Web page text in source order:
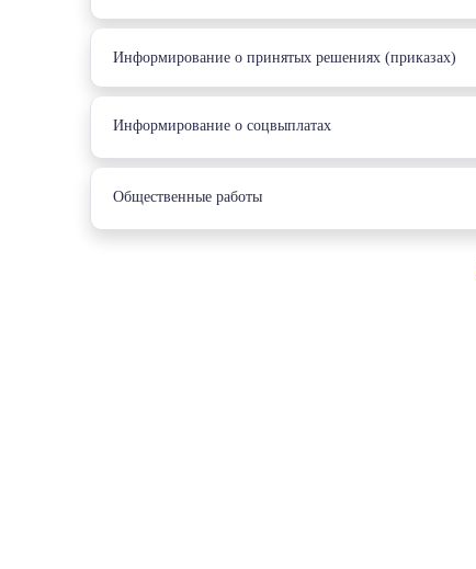
Информирование о принятых решениях (приказах)
Информирование о соцвыплатах
Общественные работы